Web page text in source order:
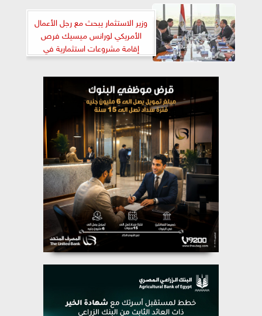
وزير الاستثمار يبحث مع رجل الأعمال
الأمريكي لورانس ميسيك فرص
إقامة مشروعات استثمارية في
قطاعي الدواء والذهب